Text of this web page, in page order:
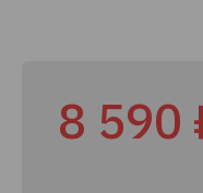
8 590